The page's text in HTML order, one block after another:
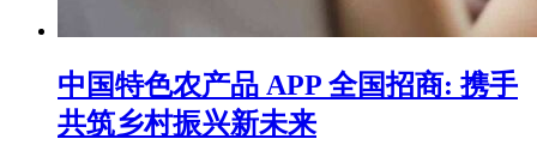
中国特色农产品 APP 全国招商: 携手
共筑乡村振兴新未来